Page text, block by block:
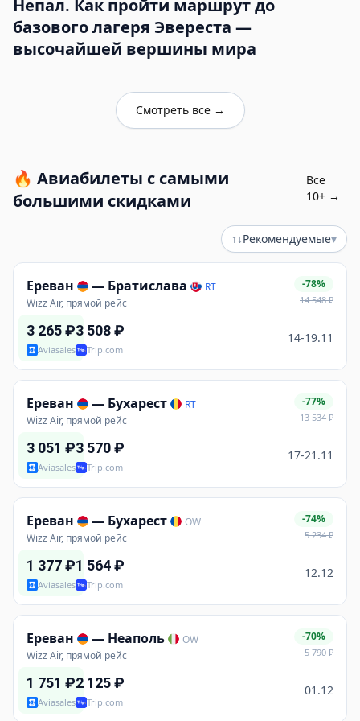
Непал. Как пройти маршрут до
базового лагеря Эвереста —
высочайшей вершины мира
Смотреть все→
🔥 Авиабилеты с самыми
большими скидками
Все
10+ →
↑↓Рекомендуемые▾
Ереван — Братислава
RT
Wizz Air, прямой рейс
-78%
14 548₽
3 265₽
Aviasales
3 508₽
Trip.com
14-19.11
Ереван — Бухарест
RT
Wizz Air, прямой рейс
-77%
13 534₽
3 051 ₽
Aviasales
3 570₽
Trip.com
17-21.11
Ереван — Бухарест
OW
Wizz Air, прямой рейс
-74%
5 234₽
1 377₽
Aviasales
1 564₽
Trip.com
12.12
Ереван — Неаполь
OW
Wizz Air, прямой рейс
-70%
5 790₽
1 751 ₽
Aviasales
2 125₽
Trip.com
01.12